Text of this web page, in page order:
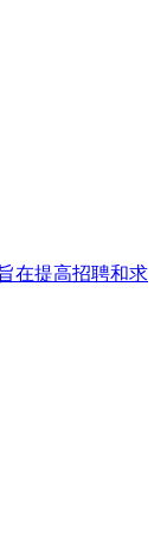
在提高招聘和求